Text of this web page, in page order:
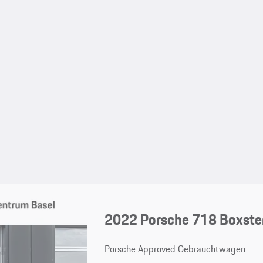
2022 Porsche 718
Porsche Approved Gebrauchtwagen